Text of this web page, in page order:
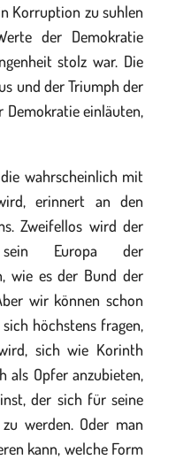
Korruption zu suhlen
der Demokratie
stolz war. Die
und der Triumph der
Demokratie einläuten,
wahrscheinlich mit
erinnert an den
Zweifellos wird der
Europa der
wie es der Bund der
wir können schon
höchstens fragen,
sich wie Korinth
als Opfer anzubieten,
der sich für seine
werden. Oder man
kann, welche Form